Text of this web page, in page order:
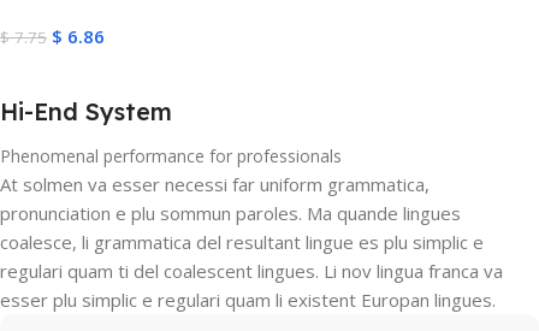
$7.75 $ 6.86
Hi-End System
Phenomenal performance for professionals
At solmen va esser necessi far uniform grammatica,
pronunciation e plu sommun paroles. Ma quande lingues
coalesce, li grammatica del resultant lingue es plu simplic e
regulari quam ti del coalescent lingues. Li nov lingua franca va
esser plu simplic e regulari quam li existent Europan lingues.